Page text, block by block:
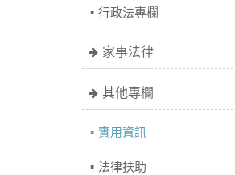
行政法專欄
家事法律
其他專欄
實用資訊
法律扶助